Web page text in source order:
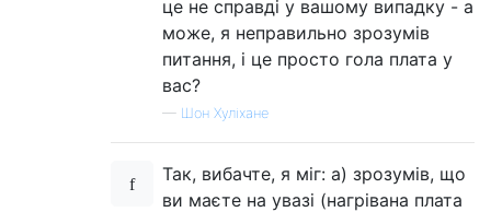
це не справді у вашому випадку - а
може, я неправильно зрозумів
питання, і це просто гола плата у
вас?
— Шон Хуліхане
Так, вибачте, я міг: а) зрозумів, що
ви маєте на увазі (нагрівана плата